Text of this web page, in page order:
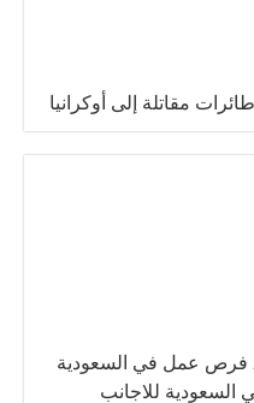
مقاتلة إلى أوكرانيا
وظائف في السعودية اليوم 2024 فرص عمل في السعودية